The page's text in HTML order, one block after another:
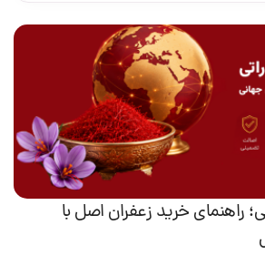
راهنمای خرید زعفران اصل با